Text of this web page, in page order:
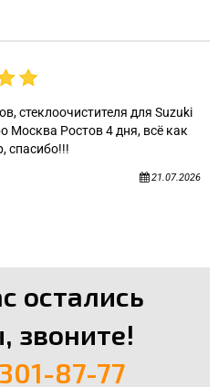
стеклоочистителя для Suzuki
Москва Ростов 4 дня, всё как
спасибо!!!
21.07.2026
остались
звоните!
87-77